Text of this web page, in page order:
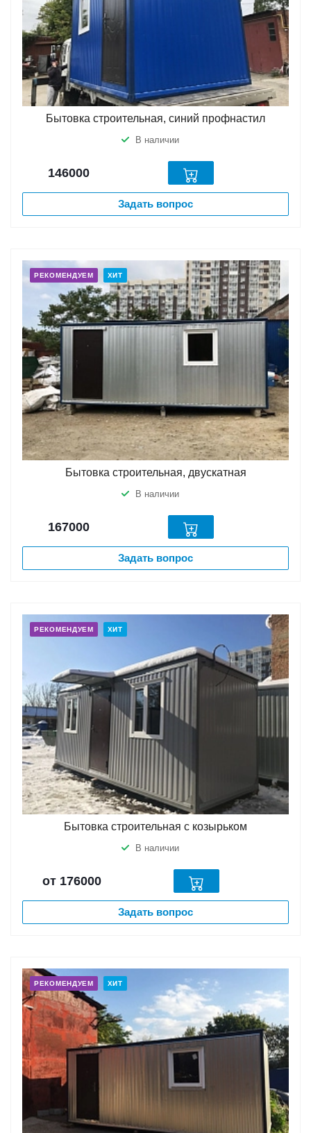
Бытовка строительная, синий профнастил
В наличии
146000
Задать вопрос
РЕКОМЕНДУЕМ ХИТ
Бытовка строительная, двускатная
В наличии
167000
Задать вопрос
РЕКОМЕНДУЕМ ХИТ
Бытовка строительная с козырьком
В наличии
от 176000
Задать вопрос
РЕКОМЕНДУЕМ ХИТ